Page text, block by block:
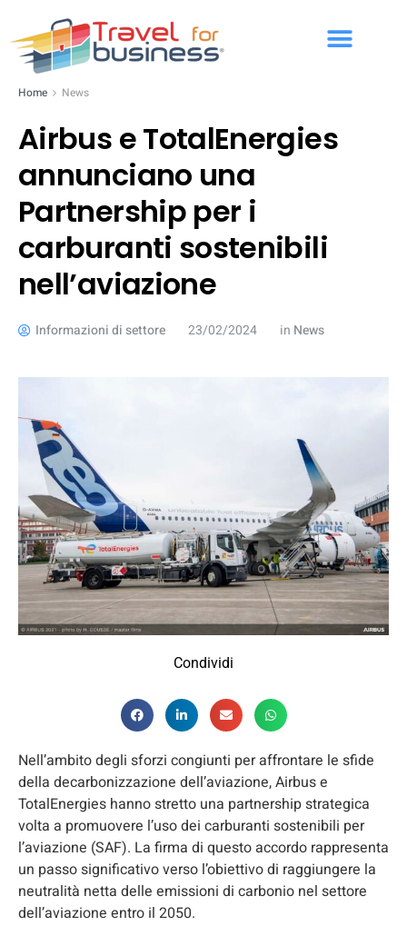
Home News
Airbus e TotalEnergies
annunciano una
Partnership per i
carburanti sostenibili
nell’aviazione
Informazioni di settore 23/02/2024 in News
Condividi
Nell’ambito degli sforzi congiunti per affrontare le sfide
della decarbonizzazione dell’aviazione, Airbus e
TotalEnergies hanno stretto una partnership strategica
volta a promuovere l’uso dei carburanti sostenibili per
l’aviazione (SAF). La firma di questo accordo rappresenta
un passo significativo verso l’obiettivo di raggiungere la
neutralità netta delle emissioni di carbonio nel settore
dell’aviazione entro il 2050.